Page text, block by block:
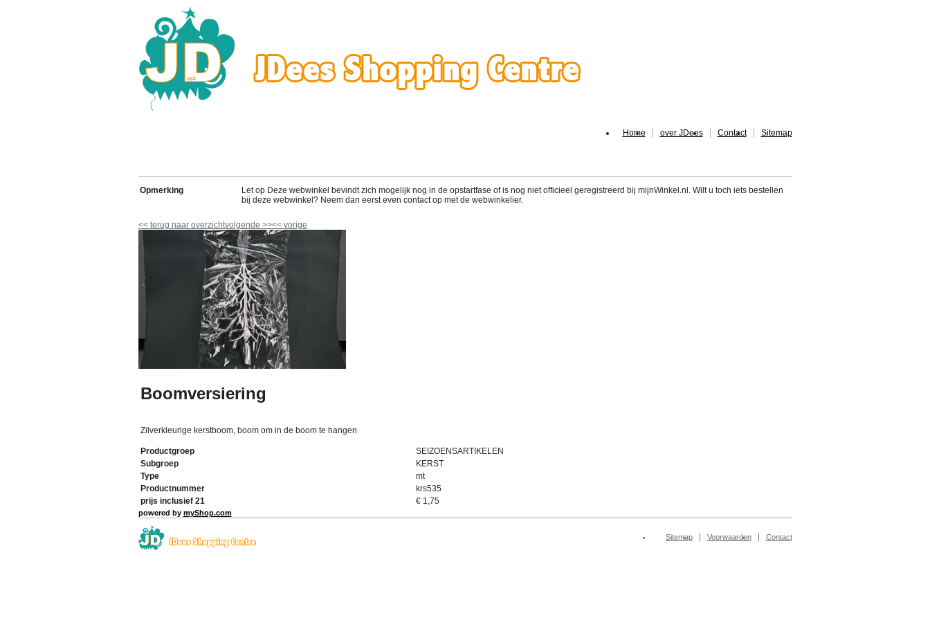
Home over JDees Contact Sitemap
Opmerking
Let op Deze webwinkel bevindt zich mogelijk nog in de opstartfase of is nog niet officieel geregistreerd bij mijnWinkel.nl. Wilt u toch iets bestellen
bij deze webwinkel? Neem dan eerst even contact op met de webwinkelier.
<< terug naar overzichtvolgende >><< vorige
Boomversiering
Zilverkleurige kerstboom, boom om in de boom te hangen
Productgroep
SEIZOENSARTIKELEN
Subgroep
KERST
Type
mt
Productnummer
krs535
prijs inclusief 21
€ 1,75
powered by myShop.com
Sitemap Voorwaarden Contact